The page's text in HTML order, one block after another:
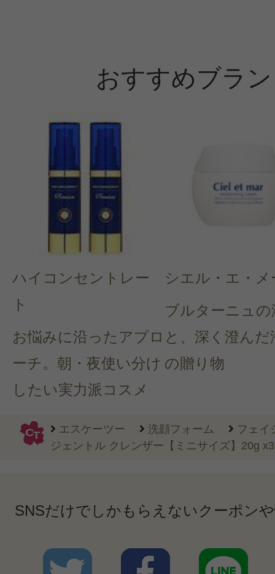
おすすめブラ
ハイコンセントレー
ト
お悩みに沿ったアプロ
ーチ。朝・夜使い分け
したい実力派コスメ
シエル・エ・メ
ブルターニュの
と、深く澄んだ
の贈り物
エスケーツー 洗顔フォーム
フェイ
ジェントル クレンザー【ミニサイズ】20g
SNSだけでしかもらえないクーポン